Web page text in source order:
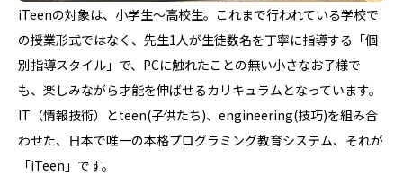
iTeenの対象は、小学生～高校生。これまで行われている学校で
の授業形式ではなく、先生1人が生徒数名を丁寧に指導する「個
別指導スタイル」で、PCに触れたことの無い小さなお子様で
も、楽しみながら才能を伸ばせるカリキュラムとなっています。
IT（情報技術）とteen(子供たち)、engineering(技巧)を組み合
わせた、日本で唯一の本格プログラミング教育システム、それが
「iTeen」です。